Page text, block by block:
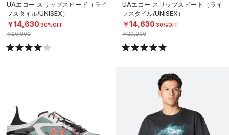
UAエコー スリップスピード（ライ
フスタイル/UNISEX）
￥14,630 30%OFF
￥20,900
UAエコー スリップスピード（ライ
フスタイル/UNISEX）
￥14,630 30%OFF
￥20,900